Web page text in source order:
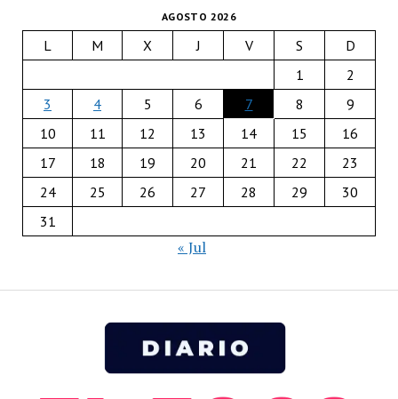
AGOSTO 2026
L M X J V S
D
1
2
3
4 5 6 7 8
9
10
11 12 13 14 15
16
17
18 19 20 21 22
23
24
25 26 27 28 29
30
31
« Jul